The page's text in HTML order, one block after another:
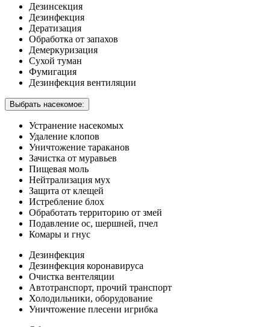
Дезинсекция
Дезинфекция
Дератизация
Обработка от запахов
Демеркуризация
Сухой туман
Фумигация
Дезинфекция вентиляции
Выбрать насекомое:
Устранение насекомых
Удаление клопов
Уничтожение тараканов
Зачистка от муравьев
Пищевая моль
Нейтрализация мух
Защита от клещей
Истребление блох
Обработать территорию от змей
Подавление ос, шершней, пчел
Комары и гнус
Дезинфекция
Дезинфекция коронавируса
Очистка вентеляции
Автотранспорт, прочий транспорт
Холодильники, оборудование
Уничтожение плесени игрибка